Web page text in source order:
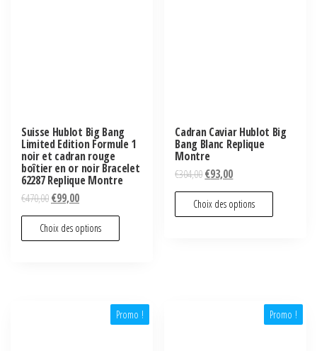
Suisse Hublot Big Bang
Limited Edition Formule 1
noir et cadran rouge
boîtier en or noir Bracelet
62287 Replique Montre
€470,00€99,00
Choix des options
Cadran Caviar Hublot Big
Bang Blanc Replique
Montre
€304,00€93,00
Choix des options
Promo ! Promo !